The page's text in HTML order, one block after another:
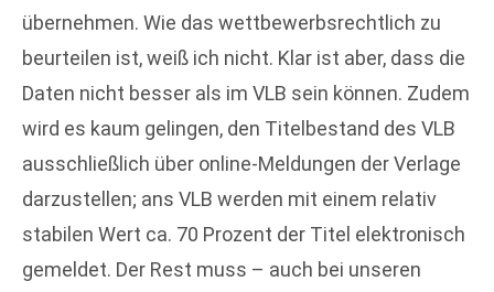
übernehmen. Wie das wettbewerbsrechtlich zu
beurteilen ist, weiß ich nicht. Klar ist aber, dass die
Daten nicht besser als im VLB sein können. Zudem
wird es kaum gelingen, den Titelbestand des VLB
ausschließlich über online-Meldungen der Verlage
darzustellen; ans VLB werden mit einem relativ
stabilen Wert ca. 70 Prozent der Titel elektronisch
gemeldet. Der Rest muss – auch bei unseren